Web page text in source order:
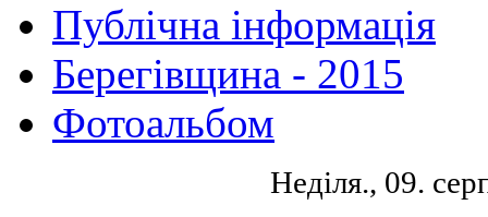
Публічна інформація
Берегівщина - 2015
Фотоальбом
Неділя., 09.